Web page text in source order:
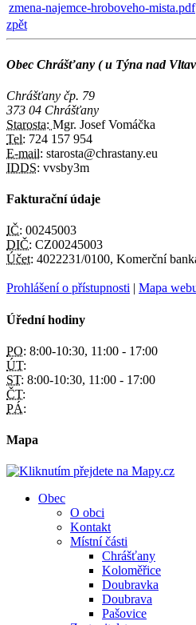
zmena-najemce-hroboveho-mista.pdf
zpět
Obec Chrášťany ( u Týna nad
Chrášťany čp. 79
373 04 Chrášťany
Starosta: Mgr. Josef Vomáčka
Tel: 724 157 954
E-mail: starosta@chrastany.eu
IDDS: vvsby3m
Fakturační údaje
IČ: 00245003
DIČ: CZ00245003
Účet: 4022231/0100, Komerční
Prohlášení o přístupnosti | Mapa
Úřední hodiny
PO: 8:00-10:30, 11:00 - 17:00
ÚT:
ST: 8:00-10:30, 11:00 - 17:00
ČT:
PÁ:
Mapa
Obec
O obci
Kontakt
Místní části
Chrášťany
Koloměřice
Doubravka
Doubrava
Pašovice